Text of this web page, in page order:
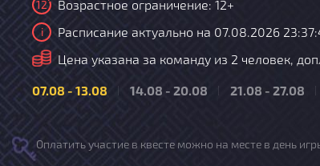
12 Возрастное ограничение: 12+
i Расписание актуально на 07.08.2026
i Цена указана за команду из 2 человек,
07.08 - 13.08 14.08 - 20.08 21.08 - 27.08
Оплатить участие в квесте можно на месте в день